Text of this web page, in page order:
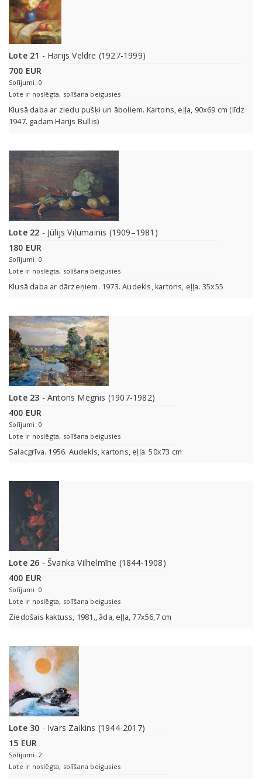
Lote 21 - Harijs Veldre (1927-1999)
700 EUR
Solījumi: 0
Lote ir noslēgta, solīšana beigusies
Klusā daba ar ziedu pušķi un āboliem. Kartons, eļļa, 90x69 cm (līdz
1947. gadam Harijs Bullis)
Lote 22 - Jūlijs Viļumainis (1909–1981)
180 EUR
Solījumi: 0
Lote ir noslēgta, solīšana beigusies
Klusā daba ar dārzeņiem. 1973. Audekls, kartons, eļļa. 35x55
Lote 23 - Antons Megnis (1907-1982)
400 EUR
Solījumi: 0
Lote ir noslēgta, solīšana beigusies
Salacgrīva. 1956. Audekls, kartons, eļļa. 50x73 cm
Lote 26 - Švanka Vilhelmīne (1844-1908)
400 EUR
Solījumi: 0
Lote ir noslēgta, solīšana beigusies
Ziedošais kaktuss, 1981., āda, eļļa, 77x56,7 cm
Lote 30 - Ivars Zaikins (1944-2017)
15 EUR
Solījumi: 2
Lote ir noslēgta, solīšana beigusies